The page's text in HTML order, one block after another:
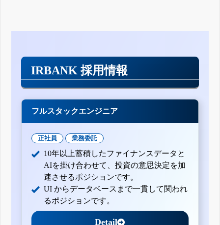
IRBANK 採用情報
フルスタックエンジニア
正社員 業務委託
10年以上蓄積したファイナンスデータと
AIを掛け合わせて、投資の意思決定を加
速させるポジションです。
UI からデータベースまで一貫して関われ
るポジションです。
Detail